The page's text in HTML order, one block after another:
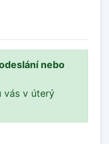
nebo
vás v úterý